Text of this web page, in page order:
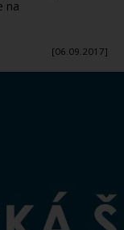
na
[06.09.2017]